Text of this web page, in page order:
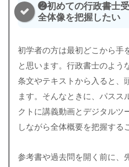
❷初めての行政書士
全体像を把握したい
初学者の方は最初どこから手
と思います。行政書士のよう
条文やテキストから入ると、
ます。そんなときに、パスス
クトに講義動画とデジタルツ
しながら全体概要を把握する
参考書や過去問を開く前に、